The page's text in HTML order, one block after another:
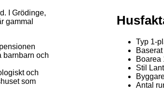
I Grödinge,
gammal
barnbarn och
och
som
Typ 1-
Boarea
Stil
Antal